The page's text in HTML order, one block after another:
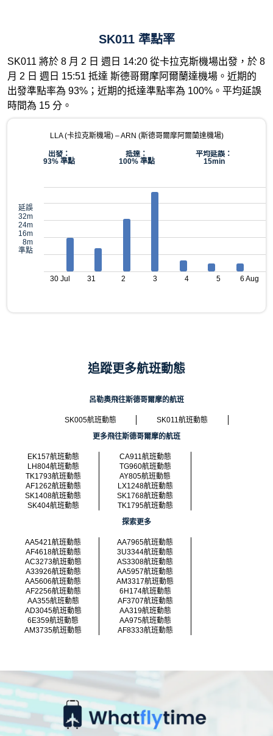
SK011 準點率
SK011 將於 8 月 2 日 週日 14:20 從卡拉克斯機場出發，於 8
月 2 日 週日 15:51 抵達 斯德哥爾摩阿爾蘭達機場。近期的
出發準點率為 93%；近期的抵達準點率為 100%。平均延誤
時間為 15 分。
LLA (卡拉克斯機場) – ARN (斯德哥爾摩阿爾蘭達機場)
出發：
93% 準點
抵達：
100% 準點
平均延誤：
15min
延誤
32m
24m
16m
8m
準點
30 Jul 31 2 3 4 5 6 Aug
追蹤更多航班動態
呂勒奧飛往斯德哥爾摩的航班
SK005航班動態
SK011航班動態
更多飛往斯德哥爾摩的航班
EK157航班動態
CA911航班動態
LH804航班動態
TG960航班動態
TK1793航班動態
AY805航班動態
AF1262航班動態
LX1248航班動態
SK1408航班動態
SK1768航班動態
SK404航班動態
TK1795航班動態
探索更多
AA5421航班動態
AA7965航班動態
AF4618航班動態
3U3344航班動態
AC3273航班動態
AS3308航班動態
A33926航班動態
AA5957航班動態
AA5606航班動態
AM3317航班動態
AF2256航班動態
6H174航班動態
AA355航班動態
AF3707航班動態
AD3045航班動態
AA319航班動態
6E359航班動態
AA975航班動態
AM3735航班動態
AF8333航班動態